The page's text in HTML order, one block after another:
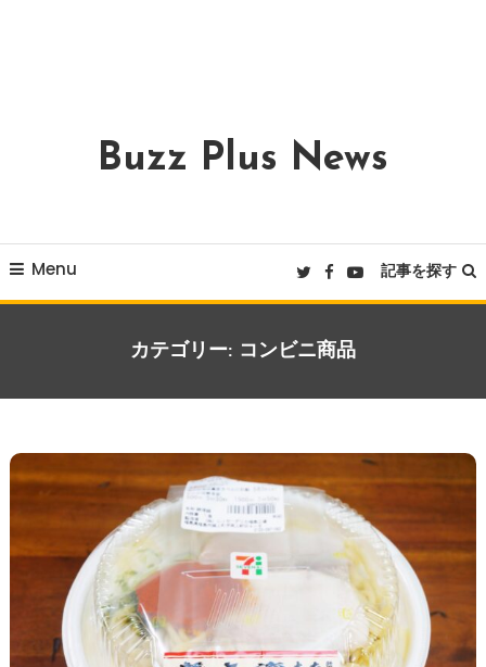
Buzz Plus News
Menu 記事を探す
カテゴリー: コンビニ商品